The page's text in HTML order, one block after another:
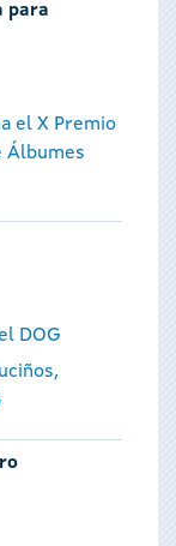
para
el X Premio
Álbumes
DOG